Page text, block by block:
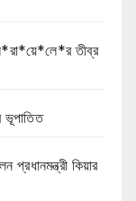
তীব্র
ভূপাতিত
প্রধানমন্ত্রী কিয়ার